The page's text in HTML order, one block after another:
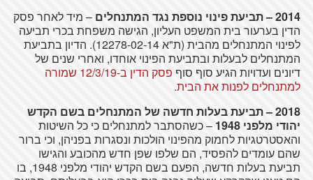
2014 – תביעת פינוי נוספת נגד המתנחלים
– מיד לאחר פסק
הדין בערעור בית המשפט העליון, הגישה משפחת בכרי תביעה
לפינוי המתנחלים מהבית (ת"א 12278-02-14). הדיון בתביעת
המתנחלים לבעלות ובתביעת הפינוי אוחדו, ואחרי שנים של
דיונים ועדויות הגיע סוף סוף
פסק הדין ב-12/3/19 שמורה
למתנחלים לפנות את הבית.
2018 – תביעת בעלות חדשה של המתנחלים בשם הקדש
יהודי מלפני 1948
– כשהסתבר למתנחלים כי כל השיטות
והאסטרטגיות לחמוק מהפינוי הולכות ונסגרות בפניהן, וכי ברור
שהם עומדים להפסיד, הם שלפו שפן חדש מהכובע והגישו
תביעת בעלות חדשה, הפעם בשם הקדש יהודי מלפני 1948, בו